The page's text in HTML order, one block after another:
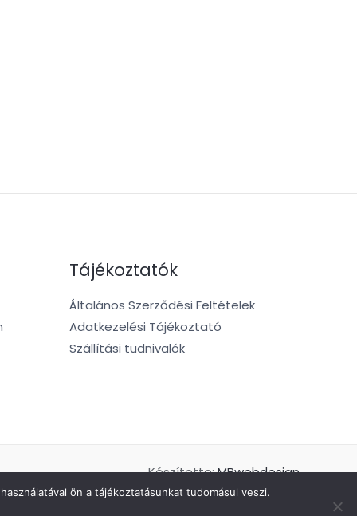
Tájékoztatók
Általános Szerződési Feltételek
Adatkezelési Tájékoztató
Szállítási tudnivalók
Készítette:MBwebdesign
ön a tájékoztatásunkat tudomásul veszi.